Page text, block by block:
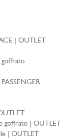
| OUTLET
goffrato
goffrato | OUTLET
| OUTLET